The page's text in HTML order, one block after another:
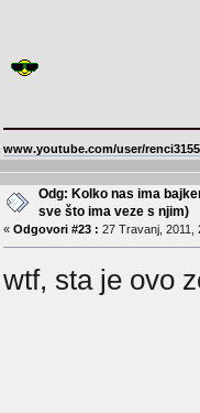
www.youtube.com/user/
Odg: Kolko nas ima
sve što ima veze s njim)
« Odgovori #23 : 27 Travanj, 2011,
wtf, sta je ovo